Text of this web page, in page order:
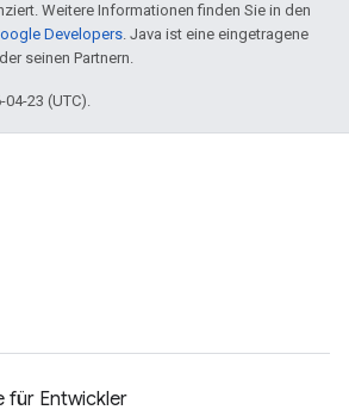
Weitere Informationen finden Sie in den
Developers. Java ist eine eingetragene
seinen Partnern.
23 (UTC).
für Entwickler